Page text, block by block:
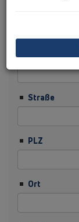
Straße
PLZ
Ort